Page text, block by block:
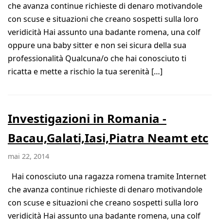
che avanza continue richieste di denaro motivandole
con scuse e situazioni che creano sospetti sulla loro
veridicità Hai assunto una badante romena, una colf
oppure una baby sitter e non sei sicura della sua
professionalità Qualcuna/o che hai conosciuto ti
ricatta e mette a rischio la tua serenità […]
Investigazioni in Romania -
Bacau,Galati,Iasi,Piatra Neamt etc
mai 22, 2014
Hai conosciuto una ragazza romena tramite Internet
che avanza continue richieste di denaro motivandole
con scuse e situazioni che creano sospetti sulla loro
veridicità Hai assunto una badante romena, una colf